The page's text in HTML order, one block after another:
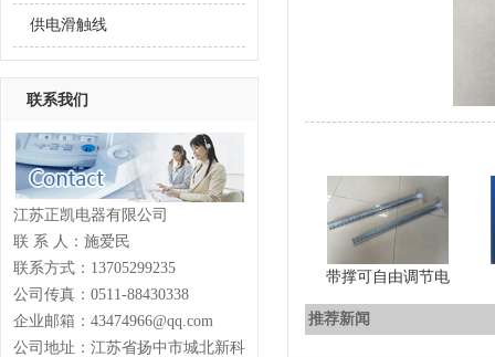
供电滑触线
联系我们
江苏正凯电器有限公司
联 系 人：施爱民
联系方式：13705299235
公司传真：0511-88430338
企业邮箱：43474966@qq.com
公司地址：江苏省扬中市城北新科
带撑可自由调节电
推荐新闻